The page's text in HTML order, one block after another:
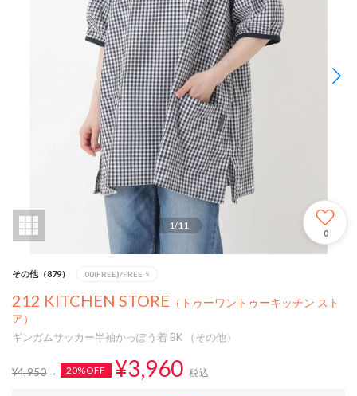
1/11
0
その他（879） 00(FREE)/FREE ×
212 KITCHEN STORE （トゥーワントゥーキッチン スト
ア）
ギンガムサッカー半袖かっぽう着 BK （その他）
¥4,950 20%OFF ¥3,960 税込